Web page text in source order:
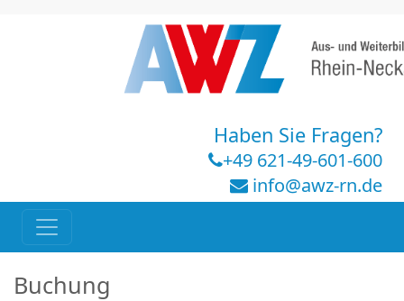
Haben Sie Fragen?
+49 621-49-601-600
info@awz-rn.de
Buchung